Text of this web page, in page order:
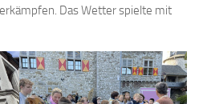
Das Wetter spielte mit